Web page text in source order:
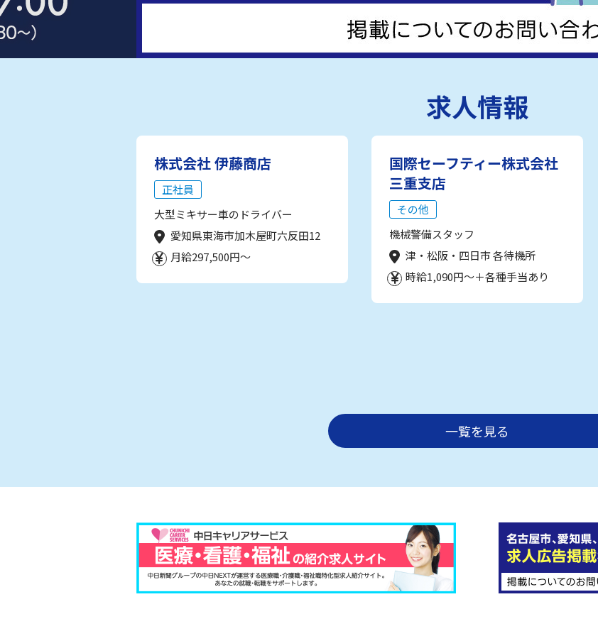
求人情報
株式会社 伊藤商店
正社員
大型ミキサー車のドライバー
愛知県東海市加木屋町六反田12
月給297,500円～
国際セーフティー株式会社
三重支店
その他
機械警備スタッフ
津・松阪・四日市 各待機所
時給1,090円～＋各種手当あり
一覧を見る